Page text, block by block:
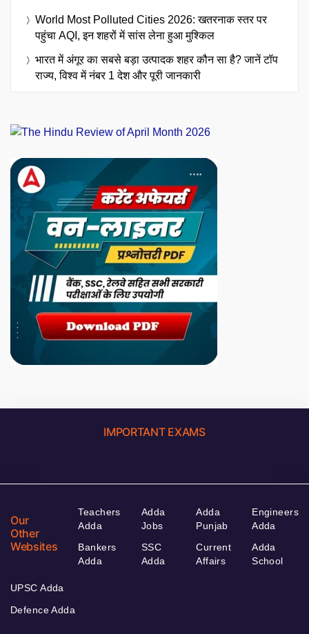
World Most Polluted Cities 2026: खतरनाक स्तर पर
पहुंचा AQI, इन शहरों में सांस लेना हुआ मुश्किल
भारत में अंगूर का सबसे बड़ा उत्पादक शहर कौन सा है? जानें टॉप
राज्य, विश्व में नंबर 1 देश और पूरी जानकारी
IMPORTANT EXAMS
Our
Other
Websites
Teachers
Adda
Bankers
Adda
Adda
Jobs
SSC
Adda
Adda
Punjab
Current
Affairs
Engineers
Adda
Adda
School
UPSC Adda
Defence Adda